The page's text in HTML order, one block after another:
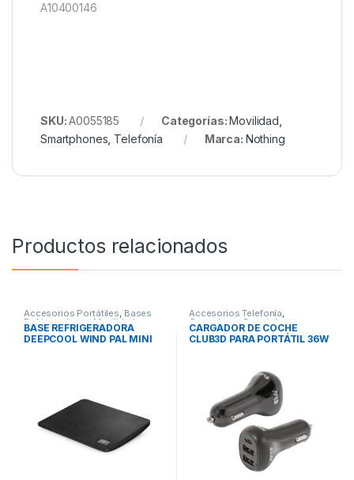
A10400146
SKU:A0055185 Categorías:Movilidad
Smartphones Telefonía Marca: Nothing
Productos relacionados
Accesorios Portátiles, Bases
Refrigeradoras,Movilidad
BASE REFRIGERADORA
DEEPCOOL WIND PAL MINI
Accesorios Telefonía,
Cargadores Smartphones
Movilidad
CARGADOR DE COCHE
CLUB3D PARA PORTÁTIL 36W